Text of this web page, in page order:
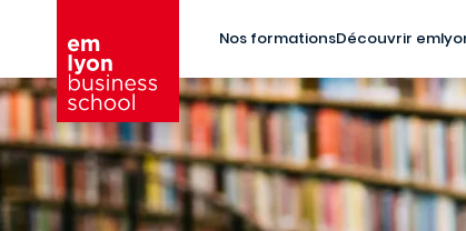
Nos formationsDécouvrir